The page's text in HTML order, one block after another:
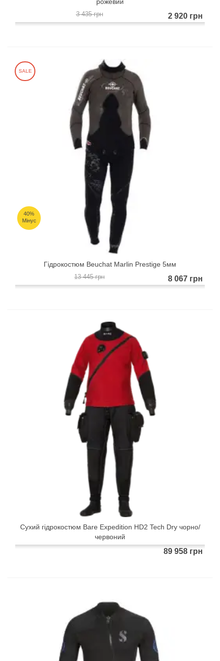
2 920 грн
3 435 грн
SALE
40%
Мінус
Гідрокостюм Beuchat Marlin Prestige 5мм
8 067 грн
13 445 грн
Сухий гідрокостюм Bare Expedition HD2 Tech Dry чорно/
червоний
89 958 грн